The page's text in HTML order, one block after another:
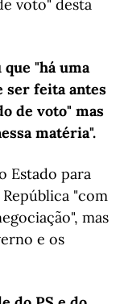
voto" desta
"há uma
ser feita antes
de voto" mas
matéria".
Estado para
"com
mas
e os